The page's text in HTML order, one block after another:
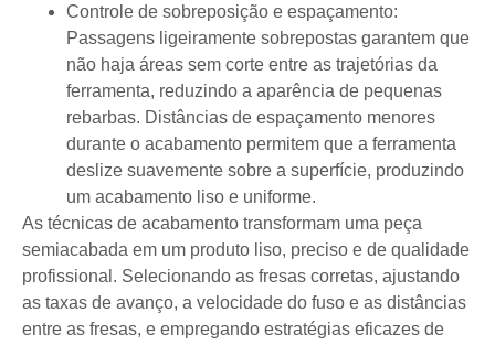
Controle de sobreposição e espaçamento:
Passagens ligeiramente sobrepostas garantem que
não haja áreas sem corte entre as trajetórias da
ferramenta, reduzindo a aparência de pequenas
rebarbas. Distâncias de espaçamento menores
durante o acabamento permitem que a ferramenta
deslize suavemente sobre a superfície, produzindo
um acabamento liso e uniforme.
As técnicas de acabamento transformam uma peça
semiacabada em um produto liso, preciso e de qualidade
profissional. Selecionando as fresas corretas, ajustando
as taxas de avanço, a velocidade do fuso e as distâncias
entre as fresas, e empregando estratégias eficazes de